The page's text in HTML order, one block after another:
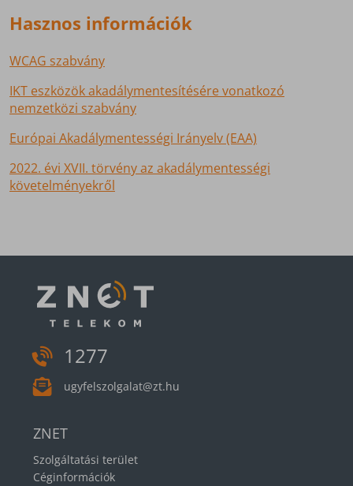
Hasznos információk
WCAG szabvány
IKT eszközök akadálymentesítésére vonatkozó
nemzetközi szabvány
Európai Akadálymentességi Irányelv (EAA)
2022. évi XVII. törvény az akadálymentességi
követelményekről
1277
ugyfelszolgalat@zt.hu
ZNET
Szolgáltatási terület
Céginformációk